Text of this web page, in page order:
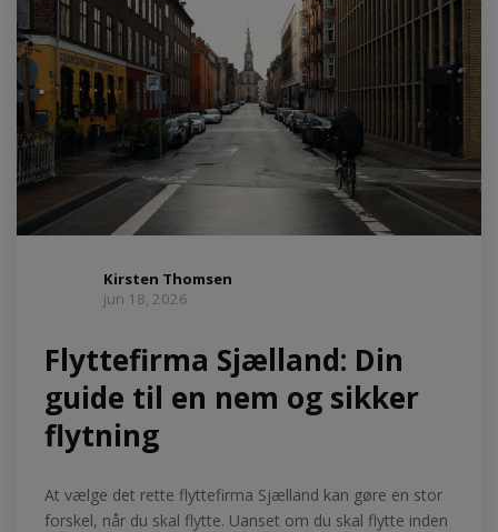
Kirsten Thomsen
jun 18, 2026
Flyttefirma Sjælland: Din
guide til en nem og sikker
flytning
At vælge det rette flyttefirma Sjælland kan gøre en stor
forskel, når du skal flytte. Uanset om du skal flytte inden